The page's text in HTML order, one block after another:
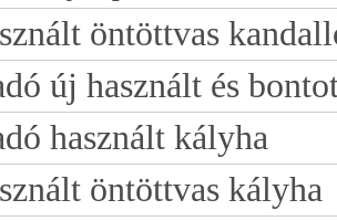
öntöttvas
új használt és
használt kályha
öntöttvas kályha